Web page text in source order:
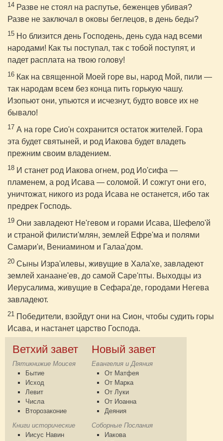
14 Разве не стоял на распутье, беженцев убивая?
Разве не заключал в оковы беглецов, в день беды?
15 Но близится день Господень, день суда над всеми
народами! Как ты поступал, так с тобой поступят, и
падет расплата на твою голову!
16 Как на священной Моей горе вы, народ Мой, пили —
так народам всем без конца пить горькую чашу.
Изопьют они, упьются и исчезнут, будто вовсе их не
бывало!
17 А на горе Сио'н сохранится остаток жителей. Гора
эта будет святыней, и род Иакова будет владеть
прежним своим владением.
18 И станет род Иакова огнем, род Ио'сифа —
пламенем, а род Исава — соломой. И сожгут они его,
уничтожат, никого из рода Исава не останется, ибо так
предрек Господь.
19 Они завладеют Не'гевом и горами Исава, Шефело'й
и страной филисти'млян, землей Ефре'ма и полями
Самари'и, Вениамином и Галаа'дом.
20 Сыны Изра'илевы, живущие в Хала'хе, завладеют
землей ханаане'ев, до самой Саре'пты. Выходцы из
Иерусалима, живущие в Сефара'де, городами Негева
завладеют.
21 Победители, взойдут они на Сион, чтобы судить горы
Исава, и настанет царство Господа.
Ветхий завет
Пятикнижие Моисея
Бытие
Исход
Левит
Числа
Второзаконие
Книги исторические
Иисус Навин
Новый завет
Евангелия и Деяния
От Матфея
От Марка
От Луки
От Иоанна
Деяния
Соборные Послания
Иакова